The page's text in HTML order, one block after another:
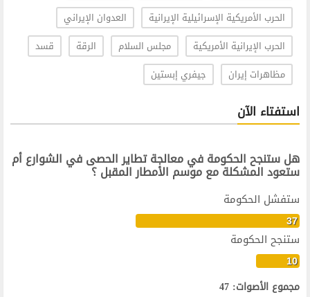
الحرب الأمريكية الإسرائيلية الإيرانية
العدوان الإيراني
الحرب الإيرانية الأمريكية
مجلس السلام الرقة
قسد
مظاهرات إيران
جيفري إبستين
استفتاء الآن
هل ستنجح الحكومة في معالجة تطاير الحصى في الشوارع أم
ستعود المشكلة مع موسم الأمطار المقبل ؟
ستفشل الحكومة
37
ستنجح الحكومة
10
مجموع الأصوات: 47